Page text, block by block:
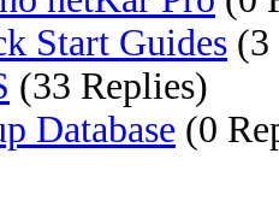
Start Guides (3
(33 Replies)
Database (0